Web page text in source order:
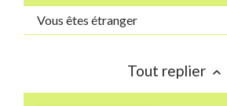
Vous êtes étranger
Tout replier keyboard_arrow_up